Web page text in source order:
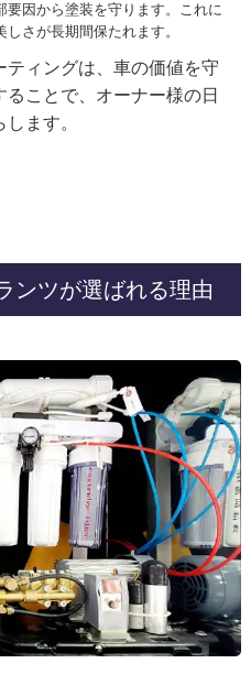
因から塗装を守ります。これに
さが長期間保たれます。
ティングは、車の価値を守
ことで、オーナー様の日
ます。
ンツが選ばれる理由